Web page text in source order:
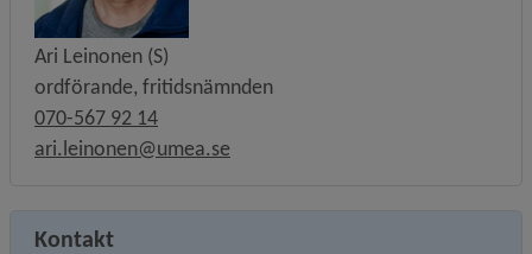
Ari Leinonen (S)
ordförande, fritidsnämnden
070-567 92 14
ari.leinonen@umea.se
Kontakt